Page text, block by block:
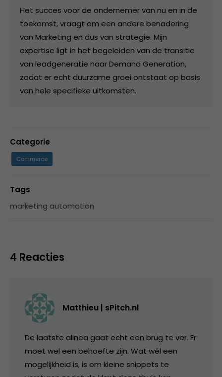
Het succes voor de ondernemer van nu en in de
toekomst, vraagt om een andere benadering
van Marketing en dus van strategie. Mijn
expertise ligt in het begeleiden van de transitie
van leadgeneratie naar Demand Generation,
zodat er echt duurzame groei ontstaat op basis
van hele specifieke uitkomsten.
Categorie
Commerce
Tags
marketing automation
4 Reacties
Matthieu | sPitch.nl
De laatste alinea gaat echt een brug te ver. Er
moet wel een behoefte zijn. Wat wél een
mogelijkheid is, is om kleine snippets te